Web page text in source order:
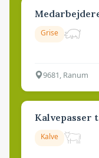
Grise
9681, Ranum
Kalvepasser
Kalve